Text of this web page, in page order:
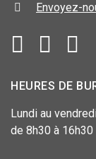
Envoyez-
HEURES DE
Lundi au
de 8h30 à 16h30